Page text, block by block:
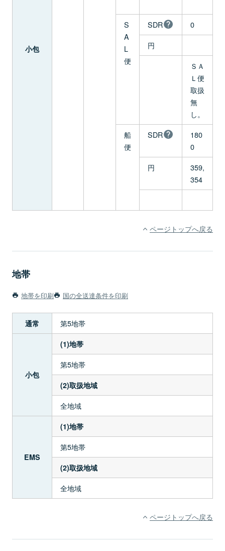
小包
S
A
L
便
SDR
0
円
ＳＡ
Ｌ便
取扱
無
し。
船
便
SDR
180
0
円
359,
354
ページトップへ戻る
地帯
地帯を印刷 国の全送達条件を印刷
通常 第5地帯
小包
(1)地帯
第5地帯
(2)取扱地域
全地域
EMS
(1)地帯
第5地帯
(2)取扱地域
全地域
ページトップへ戻る